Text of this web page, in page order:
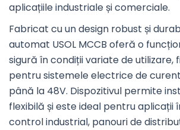
aplicațiile industriale și comerciale.
Fabricat cu un design robust și
automat USOL MCCB oferă o
sigură în condiții variate de utilizare,
pentru sistemele electrice de
până la 48V. Dispozitivul permite
flexibilă și este ideal pentru aplicații
control industrial, panouri de